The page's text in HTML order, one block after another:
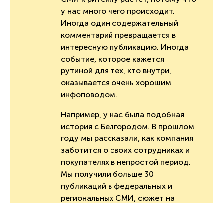
у нас много чего происходит.
Иногда один содержательный
комментарий превращается в
интересную публикацию. Иногда
событие, которое кажется
рутиной для тех, кто внутри,
оказывается очень хорошим
инфоповодом.
Например, у нас была подобная
история с Белгородом. В прошлом
году мы рассказали, как компания
заботится о своих сотрудниках и
покупателях в непростой период.
Мы получили больше 30
публикаций в федеральных и
региональных СМИ, сюжет на